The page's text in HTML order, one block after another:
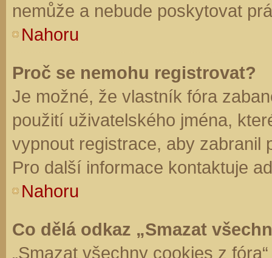
nemůže a nebude poskytovat
Nahoru
Proč se nemohu registrovat?
Je možné, že vlastník fóra
použití uživatelského jména,
vypnout registrace, aby zabranil
Pro další informace kontaktuje
Nahoru
Co dělá odkaz „Smazat
„Smazat všechny cookies z